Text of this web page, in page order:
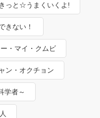
きっと☆うまくいくよ!
きない！
・マイ・クムビ
ン・オクチョン
学者～